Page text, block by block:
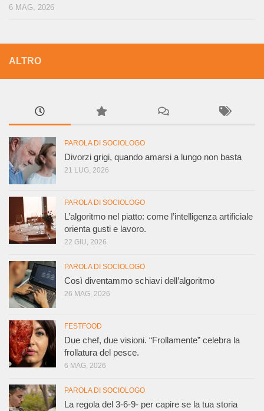
6 MAG, 2026
ALTRO
PAROLA DI SOCIOLOGO
Divorzi grigi, quando amarsi a lungo non basta
21 LUG, 2026
PAROLA DI SOCIOLOGO
L’algoritmo nel piatto: come l’intelligenza artificiale
orienta gusti e lavoro.
22 GIU, 2026
PAROLA DI SOCIOLOGO
Così diventammo schiavi dell’algoritmo
26 MAG, 2026
FESTFOOD
Due chef, due visioni. “Frollamente” celebra la
frollatura del pesce.
6 MAG, 2026
PAROLA DI SOCIOLOGO
La regola del 3-6-9- per capire se la tua storia